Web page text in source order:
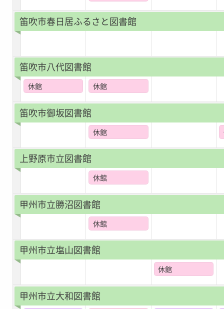
笛吹市春日居ふるさと図書館
笛吹市八代図書館
休館 休館
笛吹市御坂図書館
休館
上野原市立図書館
休館
甲州市立勝沼図書館
休館
甲州市立塩山図書館
休館
甲州市立大和図書館